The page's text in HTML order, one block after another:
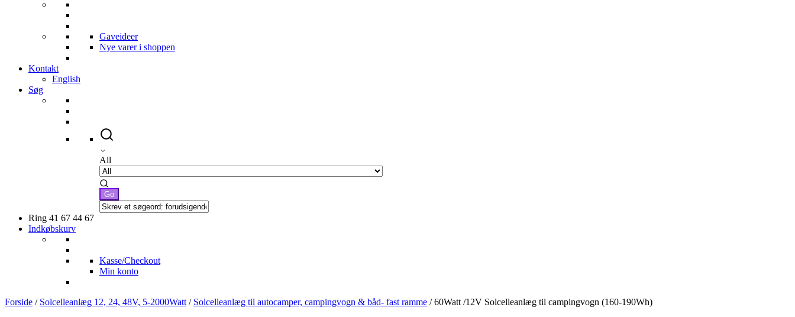
Gaveideer
Nye varer i shoppen
Kontakt
English
Søg
All
Ring 41 67 44 67
Indkøbskurv
Kasse/Checkout
Min konto
Forside / Solcelleanlæg 12, 24, 48V, 5-2000Watt / Solcelleanlæg til autocamper, campingvogn & båd- fast ramme / 60Watt /12V Solcelleanlæg til campingvogn (160-190Wh)